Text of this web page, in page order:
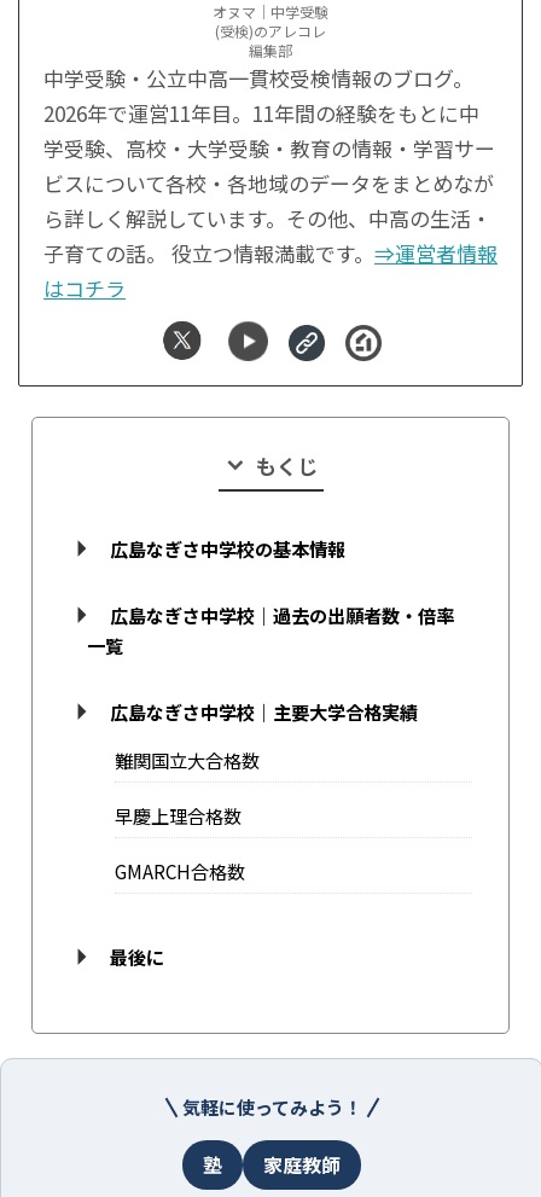
オヌマ｜中学受験
(受検)のアレコレ
編集部
中学受験・公立中高一貫校受検情報のブログ。
2026年で運営11年目。11年間の経験をもとに中
学受験、高校・大学受験・教育の情報・学習サー
ビスについて各校・各地域のデータをまとめなが
ら詳しく解説しています。その他、中高の生活・
子育ての話。 役立つ情報満載です。 ⇒運営者情報
はコチラ
もくじ
広島なぎさ中学校の基本情報
広島なぎさ中学校｜過去の出願者数・倍率
一覧
広島なぎさ中学校｜主要大学合格実績
難関国立大合格数
早慶上理合格数
GMARCH合格数
最後に
気軽に使ってみよう！
塾 家庭教師